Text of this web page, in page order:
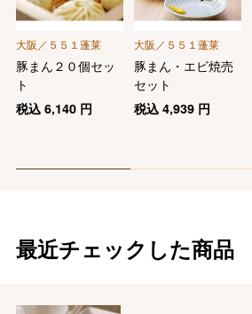
大阪／５５１蓬莱
豚まん２０個セッ
ト
税込 6,140円
大阪／５５１蓬莱
豚まん・エビ焼売
セット
税込4,939 円
最近チェックした商品